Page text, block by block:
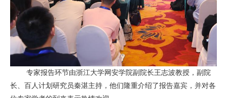
专家报告环节由浙江大学网安学院副院长王志波教授，副院
长、百人计划研究员秦湛主持，他们隆重介绍了报告嘉宾，并对各